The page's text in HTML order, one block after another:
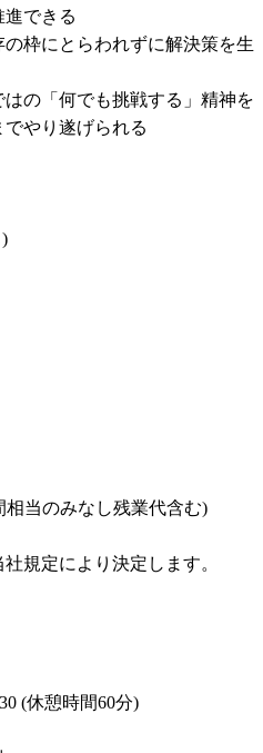
できる
の枠にとらわれずに解決策を生
はの「何でも挑戦する」精神を
やり遂げられる
相当のみなし残業代含む)
規定により決定します。
(休憩時間60分)